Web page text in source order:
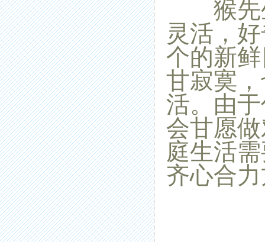
猴先生
灵活，
个的新
甘寂寞
活。由
会甘愿
庭生活
齐心合